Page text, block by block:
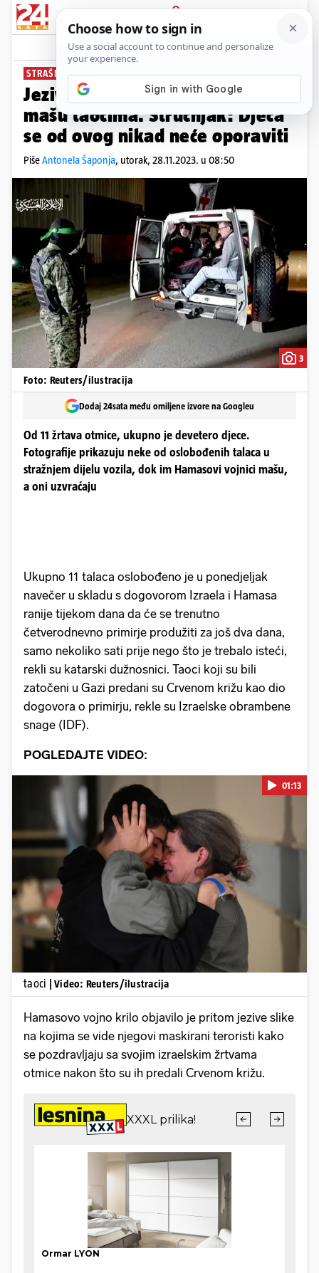
PRIJAVA
News Komentari
STRAŠNO
Jeziva fotografija: Hamasovci
mašu taocima. Stručnjak: Djeca
se od ovog nikad neće oporaviti
PišeAntonela Šaponja, utorak, 28.11.2023. u 08:50
3
Foto: Reuters/ilustracija
Dodaj 24sata među omiljene izvore na Googleu
Od 11 žrtava otmice, ukupno je devetero djece.
Fotografije prikazuju neke od oslobođenih talaca u
stražnjem dijelu vozila, dok im Hamasovi vojnici mašu,
a oni uzvraćaju
Ukupno 11 talaca oslobođeno je u ponedjeljak
navečer u skladu s dogovorom Izraela i Hamasa
ranije tijekom dana da će se trenutno
četverodnevno primirje produžiti za još dva dana,
samo nekoliko sati prije nego što je trebalo isteći,
rekli su katarski dužnosnici. Taoci koji su bili
zatočeni u Gazi predani su Crvenom križu kao dio
dogovora o primirju, rekle su Izraelske obrambene
snage (IDF).
POGLEDAJTE VIDEO:
Pokretanje videa...
01:13
taoci | Video: Reuters/ilustracija
Hamasovo vojno krilo objavilo je pritom jezive slike
na kojima se vide njegovi maskirani teroristi kako
se pozdravljaju sa svojim izraelskim žrtvama
otmice nakon što su ih predali Crvenom križu.